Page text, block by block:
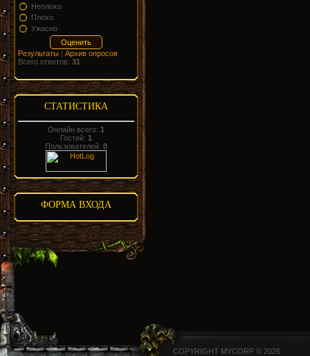
Неплохо
Плохо
Ужасно
Результаты | Архив опросов
Всего ответов: 31
СТАТИСТИКА
Онлайн всего: 1
Гостей: 1
Пользователей: 0
ФОРМА ВХОДА
COPYRIGHT MYCORP © 2026